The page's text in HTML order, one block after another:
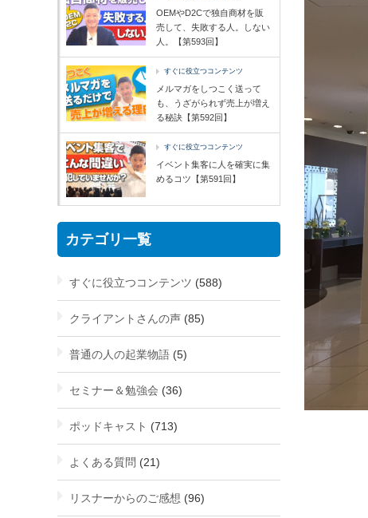
OEMやD2Cで独自商材を販
売して、失敗する人。しない
人。【第593回】
すぐに役立つコンテンツ
メルマガをしつこく送って
も、うざがられず売上が増え
る秘訣【第592回】
すぐに役立つコンテンツ
イベント集客に人を確実に集
めるコツ【第591回】
カテゴリ一覧
すぐに役立つコンテンツ (588)
クライアントさんの声 (85)
普通の人の起業物語 (5)
セミナー＆勉強会 (36)
ポッドキャスト (713)
よくある質問 (21)
リスナーからのご感想 (96)